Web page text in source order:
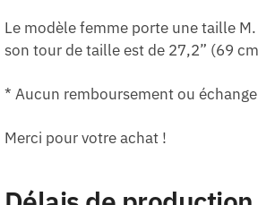
Le modèle femme porte une taille
son tour de taille est de 27,2” (69
* Aucun remboursement ou
Merci pour votre achat !